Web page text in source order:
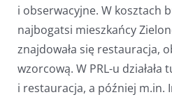
i obserwacyjne. W kosztach
najbogatsi mieszkańcy
znajdowała się restauracja,
wzorcową. W PRL-u działała
i restauracja, a później